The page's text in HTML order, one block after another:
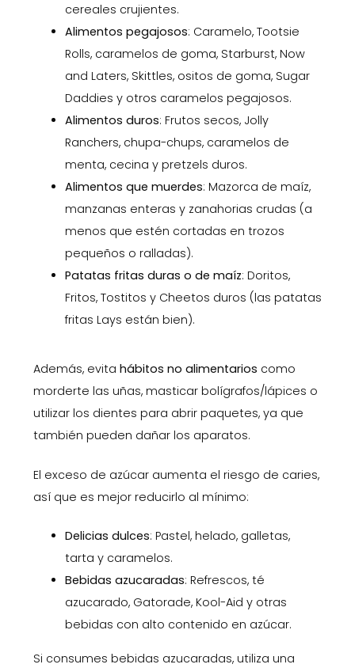
cereales crujientes.
Alimentos pegajosos: Caramelo, Tootsie
Rolls, caramelos de goma, Starburst, Now
and Laters, Skittles, ositos de goma, Sugar
Daddies y otros caramelos pegajosos.
Alimentos duros: Frutos secos, Jolly
Ranchers, chupa-chups, caramelos de
menta, cecina y pretzels duros.
Alimentos que muerdes: Mazorca de maíz,
manzanas enteras y zanahorias crudas (a
menos que estén cortadas en trozos
pequeños o ralladas).
Patatas fritas duras o de maíz: Doritos,
Fritos, Tostitos y Cheetos duros (las patatas
fritas Lays están bien).
Además, evita hábitos no alimentarios como
morderte las uñas, masticar bolígrafos/lápices o
utilizar los dientes para abrir paquetes, ya que
también pueden dañar los aparatos.
El exceso de azúcar aumenta el riesgo de caries,
así que es mejor reducirlo al mínimo:
Delicias dulces: Pastel, helado, galletas,
tarta y caramelos.
Bebidas azucaradas: Refrescos, té
azucarado, Gatorade, Kool-Aid y otras
bebidas con alto contenido en azúcar.
Si consumes bebidas azucaradas, utiliza una